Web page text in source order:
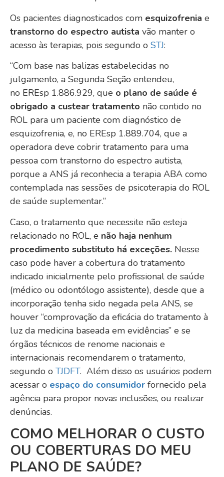
Os pacientes diagnosticados com esquizofrenia e
transtorno do espectro autista vão manter o
acesso às terapias, pois segundo o STJ:
“Com base nas balizas estabelecidas no
julgamento, a Segunda Seção entendeu,
no EREsp 1.886.929, que o plano de saúde é
obrigado a custear tratamento não contido no
ROL para um paciente com diagnóstico de
esquizofrenia, e, no EREsp 1.889.704, que a
operadora deve cobrir tratamento para uma
pessoa com transtorno do espectro autista,
porque a ANS já reconhecia a terapia ABA como
contemplada nas sessões de psicoterapia do ROL
de saúde suplementar.”
Caso, o tratamento que necessite não esteja
relacionado no ROL, e não haja nenhum
procedimento substituto há exceções. Nesse
caso pode haver a cobertura do tratamento
indicado inicialmente pelo profissional de saúde
(médico ou odontólogo assistente), desde que a
incorporação tenha sido negada pela ANS, se
houver “comprovação da eficácia do tratamento à
luz da medicina baseada em evidências” e se
órgãos técnicos de renome nacionais e
internacionais recomendarem o tratamento,
segundo o TJDFT. Além disso os usuários podem
acessar o espaço do consumidor fornecido pela
agência para propor novas inclusões, ou realizar
denúncias.
COMO MELHORAR O CUSTO
OU COBERTURAS DO MEU
PLANO DE SAÚDE?